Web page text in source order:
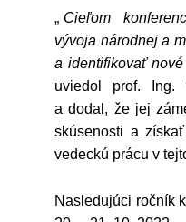
„ Cieľom
vývoja národnej a
a identifikovať
uviedol prof. Ing.
a dodal, že jej
skúsenosti a
vedeckú prácu v
Nasledujúci ročník